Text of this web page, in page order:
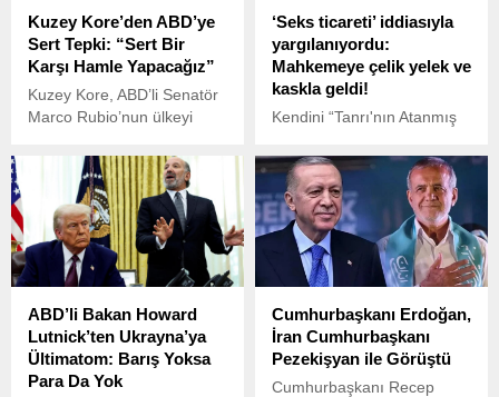
Kuzey Kore’den ABD’ye
Sert Tepki: “Sert Bir
Karşı Hamle Yapacağız”
Kuzey Kore, ABD’li Senatör
Marco Rubio’nun ülkeyi
nitelendirmesinin ardından
sert bir açıklama yaptı.
‘Seks ticareti’ iddiasıyla
yargılanıyordu:
Mahkemeye çelik yelek ve
kaskla geldi!
Kendini “Tanrı'nın Atanmış
papaz Apollo Quiboloy'un
“seks ticareti” suçlamasını
reddettiği bildirildi.
ABD’li Bakan Howard
Lutnick’ten Ukrayna’ya
Ültimatom: Barış Yoksa
Para Da Yok
Cumhurbaşkanı Erdoğan,
İran Cumhurbaşkanı
Pezekişyan ile Görüştü
Cumhurbaşkanı Recep